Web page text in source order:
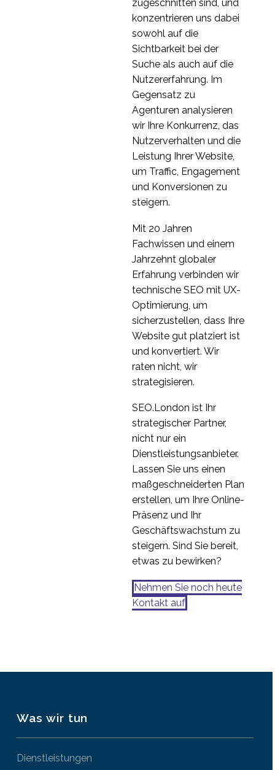
Benutzerfreundlichkeit
für Online-Händler
2
Wie man Customer
1
Mobile Suche und
Benutzerfreundlichkeit
1
Benutzerzentriertes
Design im Online-
5
Missverständnisse
Der Stand der UX in der
Glücksspielbranche
1
Best Practice für Web-
Benutzererfahrung
1
Customer Journey
0
Kryptowährungsplattformen
Tools zum Testen der
mobilen Nutzbarkeit
zugeschnitten sind, und
konzentrieren uns dabei
sowohl auf die
Sichtbarkeit bei der
Suche als auch auf die
Nutzererfahrung. Im
Gegensatz zu
Agenturen analysieren
wir Ihre Konkurrenz, das
Nutzerverhalten und die
Leistung Ihrer Website,
um Traffic, Engagement
und Konversionen zu
steigern.
Mit 20 Jahren
Fachwissen und einem
Jahrzehnt globaler
Erfahrung verbinden wir
technische SEO mit UX-
Optimierung, um
sicherzustellen, dass Ihre
Website gut platziert ist
und konvertiert. Wir
raten nicht, wir
strategisieren.
SEO.London ist Ihr
strategischer Partner,
nicht nur ein
Dienstleistungsanbieter.
Lassen Sie uns einen
maßgeschneiderten Plan
erstellen, um Ihre Online-
Präsenz und Ihr
Geschäftswachstum zu
steigern. Sind Sie bereit,
etwas zu bewirken?
Nehmen Sie noch heute
Kontakt auf
Was wir tun
Dienstleistungen